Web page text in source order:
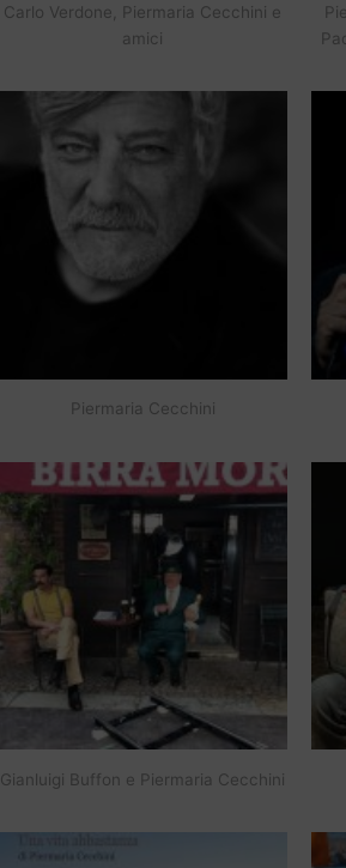
Carlo Verdone, Piermaria Cecchini e
amici
Piermaria Cecchini
Gianluigi Buffon e Piermaria Cecchini